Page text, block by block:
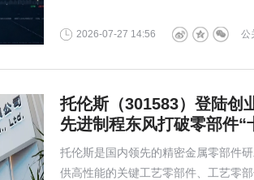
2026-07-27 14:56 公
托伦斯（301583）登陆创
先进制程东风打破零部件“
托伦斯是国内领先的精密金属零部件
供高性能的关键工艺零部件、工艺零